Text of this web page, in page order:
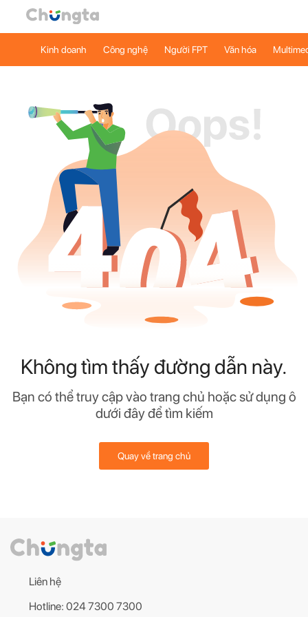
Kinh doanh Công nghệ Người FPT Văn hóa
Không tìm thấy đường dẫn này.
Bạn có thể truy cập vào trang chủ hoặc sử dụng ô
dưới đây để tìm kiếm
Quay về trang chủ
Liên hệ
Hotline: 024 7300 7300